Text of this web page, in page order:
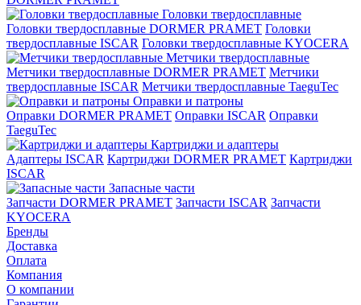
Головки твердосплавные
Головки твердосплавные DORMER PRAMET Головки
твердосплавные ISCAR Головки твердосплавные KYOCERA
Метчики твердосплавные
Метчики твердосплавные DORMER PRAMET Метчики
твердосплавные ISCAR Метчики твердосплавные TaeguTec
Оправки и патроны
Оправки DORMER PRAMET Оправки ISCAR Оправки
TaeguTec
Картриджи и адаптеры
Адаптеры ISCAR Картриджи DORMER PRAMET Картриджи
ISCAR
Запасные части
Запчасти DORMER PRAMET Запчасти ISCAR Запчасти
KYOCERA
Бренды
Доставка
Оплата
Компания
О компании